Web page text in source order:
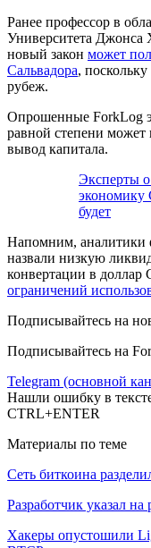
Ранее профессор в
Университета Джонса
новый закон может
Сальвадора,
рубеж.
Опрошенные ForkLog
равной степени может
вывод капитала.
Эксперты
экономику
будет
Напомним, аналитики
назвали низкую
конвертации в
ограничений
Подписывайтесь на
Подписывайтесь на
Telegram (основной
Нашли ошибку в
CTRL+ENTER
Материалы по теме
Сеть биткоина
Разработчик указал
Хакеры опустошили